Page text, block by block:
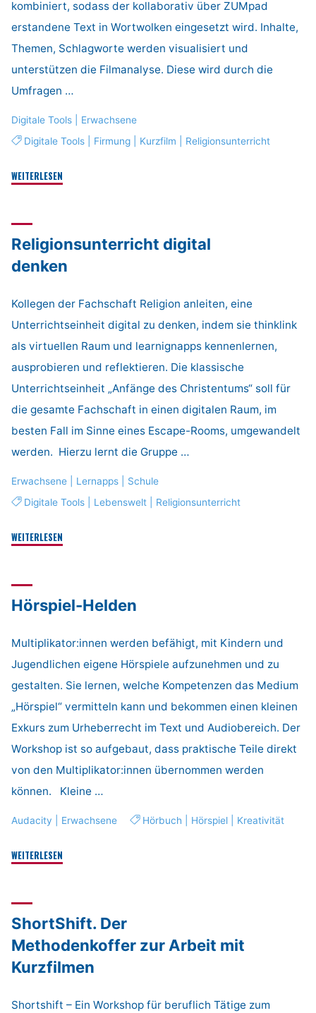
kombiniert, sodass der kollaborativ über ZUMpad
erstandene Text in Wortwolken eingesetzt wird. Inhalte,
Themen, Schlagworte werden visualisiert und
unterstützen die Filmanalyse. Diese wird durch die
Umfragen …
Digitale Tools
Erwachsene
Digitale Tools| Firmung| Kurzfilm Religionsunterricht
WEITERLESEN
Filmanalyse"
Religionsunterricht digital
denken
Kollegen der Fachschaft Religion anleiten, eine
Unterrichtseinheit digital zu denken, indem sie thinklink
als virtuellen Raum und learnignapps kennenlernen,
ausprobieren und reflektieren. Die klassische
Unterrichtseinheit „Anfänge des Christentums“ soll für
die gesamte Fachschaft in einen digitalen Raum, im
besten Fall im Sinne eines Escape-Rooms, umgewandelt
werden. Hierzu lernt die Gruppe …
Erwachsene Lernapps
Schule
Digitale Tools| Lebenswelt| Religionsunterricht
WEITERLESEN
Hörspiel-Helden
Multiplikator:innen werden befähigt, mit Kindern und
Jugendlichen eigene Hörspiele aufzunehmen und zu
gestalten. Sie lernen, welche Kompetenzen das Medium
„Hörspiel“ vermitteln kann und bekommen einen kleinen
Exkurs zum Urheberrecht im Text und Audiobereich. Der
Workshop ist so aufgebaut, dass praktische Teile direkt
von den Multiplikator:innen übernommen werden
können. Kleine …
Audacity Erwachsene Hörbuch Hörspiel| Kreativität
WEITERLESEN
ShortShift. Der
Methodenkoffer zur Arbeit mit
Kurzfilmen
Shortshift – Ein Workshop für beruflich Tätige zum